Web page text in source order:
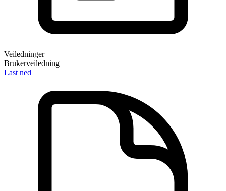
Veiledninger
Brukerveiledning
Last ned